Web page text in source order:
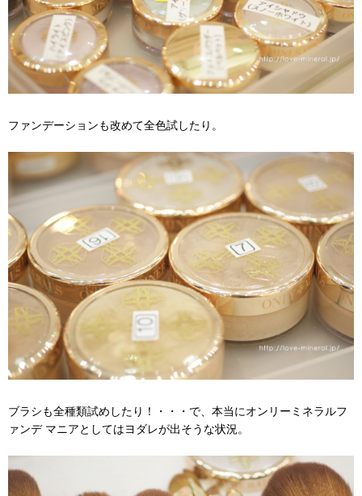
ファンデーションも改めて全色試したり。
ブラシも全種類試めしたり！・・・で、本当にオンリーミネラルフ
ァンデ マニアとしてはヨダレが出そうな状況。